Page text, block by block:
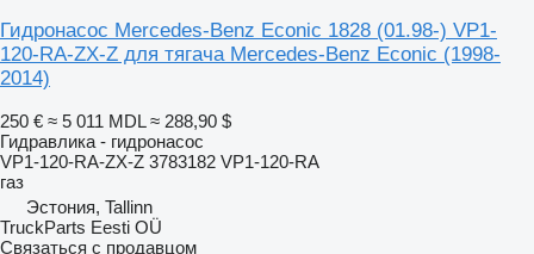
Гидронасос Mercedes-Benz Econic 1828 (01.98-) VP1-
120-RA-ZX-Z для тягача Mercedes-Benz Econic (1998-
2014)
250 € ≈ 5 011 MDL ≈ 288,90 $
Гидравлика - гидронасос
VP1-120-RA-ZX-Z 3783182 VP1-120-RA
газ
Эстония, Tallinn
TruckParts Eesti OÜ
Связаться с продавцом